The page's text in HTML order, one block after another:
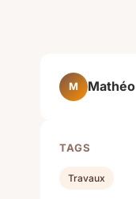
M Mathéo
TAGS
Travaux